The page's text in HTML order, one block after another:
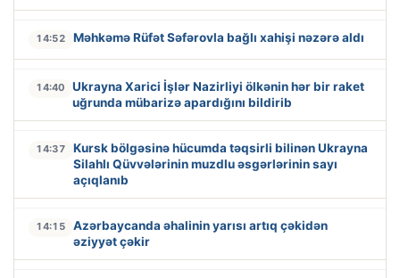
14:52 Məhkəmə Rüfət Səfərovla bağlı xahişi nəzərə aldı
14:40
Ukrayna Xarici İşlər Nazirliyi ölkənin hər bir raket
uğrunda mübarizə apardığını bildirib
14:37
Kursk bölgəsinə hücumda təqsirli bilinən Ukrayna
Silahlı Qüvvələrinin muzdlu əsgərlərinin sayı
açıqlanıb
14:15
Azərbaycanda əhalinin yarısı artıq çəkidən
əziyyət çəkir